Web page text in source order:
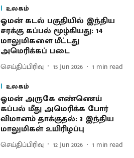
உலகம்
ஓமன் கடல் பகுதியில் இந்திய
சரக்கு கப்பல் மூழ்கியது: 14
மாலுமிகளை மீட்டது
அமெரிக்கப் படை
செய்திப்பிரிவு 15 Jun 2026 1 min read
உலகம்
ஓமன் அருகே எண்ணெய்
கப்பல் மீது அமெரிக்க போர்
விமானம் தாக்குதல்: 3 இந்திய
மாலுமிகள் உயிரிழப்பு
செய்திப்பிரிவு 12 Jun 2026 1 min read